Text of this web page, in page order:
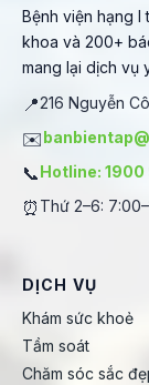
Bệnh viện hạng I
khoa và 200+
mang lại dịch vụ
📍216 Nguyễn
✉️
📞Hotline:
⏰ Thứ 2–6:
DỊCH VỤ
Khám sức khoẻ
Tầm soát
Chăm sóc sắc